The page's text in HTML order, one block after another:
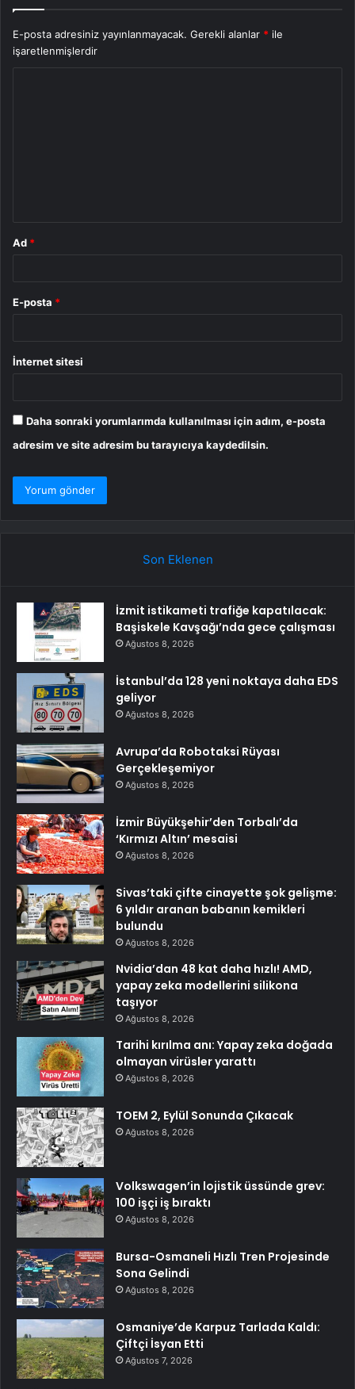
E-posta adresiniz yayınlanmayacak. Gerekli alanlar * ile
işaretlenmişlerdir
Ad *
E-posta *
İnternet sitesi
Daha sonraki yorumlarımda kullanılması için adım, e-posta
adresim ve site adresim bu tarayıcıya kaydedilsin.
Son Eklenen
İzmit istikameti trafiğe kapatılacak:
Başiskele Kavşağı’nda gece çalışması
Ağustos 8, 2026
İstanbul’da 128 yeni noktaya daha EDS
geliyor
Ağustos 8, 2026
Avrupa’da Robotaksi Rüyası
Gerçekleşemiyor
Ağustos 8, 2026
İzmir Büyükşehir’den Torbalı’da
‘Kırmızı Altın’ mesaisi
Ağustos 8, 2026
Sivas’taki çifte cinayette şok gelişme:
6 yıldır aranan babanın kemikleri
bulundu
Ağustos 8, 2026
Nvidia’dan 48 kat daha hızlı! AMD,
yapay zeka modellerini silikona
taşıyor
Ağustos 8, 2026
Tarihi kırılma anı: Yapay zeka doğada
olmayan virüsler yarattı
Ağustos 8, 2026
TOEM 2, Eylül Sonunda Çıkacak
Ağustos 8, 2026
Volkswagen’in lojistik üssünde grev:
100 işçi iş bıraktı
Ağustos 8, 2026
Bursa-Osmaneli Hızlı Tren Projesinde
Sona Gelindi
Ağustos 8, 2026
Osmaniye’de Karpuz Tarlada Kaldı:
Çiftçi İsyan Etti
Ağustos 7, 2026